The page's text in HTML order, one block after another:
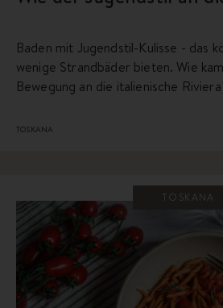
Baden mit Jugendstil-Kulisse - das
wenige Strandbäder bieten. Wie
Bewegung an die italienische
TOSKANA
TOSKANA